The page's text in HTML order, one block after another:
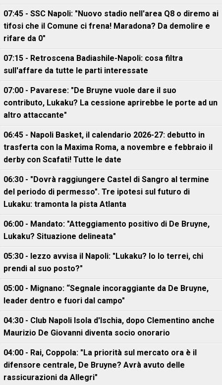
07:45 - SSC Napoli: "Nuovo stadio nell'area Q8 o diremo ai
tifosi che il Comune ci frena! Maradona? Da demolire e
rifare da 0"
07:15 - Retroscena Badiashile-Napoli: cosa filtra
sull'affare da tutte le parti interessate
07:00 - Pavarese: "De Bruyne vuole dare il suo
contributo, Lukaku? La cessione aprirebbe le porte ad un
altro attaccante"
06:45 - Napoli Basket, il calendario 2026-27: debutto in
trasferta con la Maxima Roma, a novembre e febbraio il
derby con Scafati! Tutte le date
06:30 - "Dovrà raggiungere Castel di Sangro al termine
del periodo di permesso". Tre ipotesi sul futuro di
Lukaku: tramonta la pista Atlanta
06:00 - Mandato: "Atteggiamento positivo di De Bruyne,
Lukaku? Situazione delineata"
05:30 - Iezzo avvisa il Napoli: "Lukaku? Io lo terrei, chi
prendi al suo posto?"
05:00 - Mignano: “Segnale incoraggiante da De Bruyne,
leader dentro e fuori dal campo"
04:30 - Club Napoli Isola d'Ischia, dopo Clementino anche
Maurizio De Giovanni diventa socio onorario
04:00 - Rai, Coppola: "La priorità sul mercato ora è il
difensore centrale, De Bruyne? Avrà avuto delle
rassicurazioni da Allegri"